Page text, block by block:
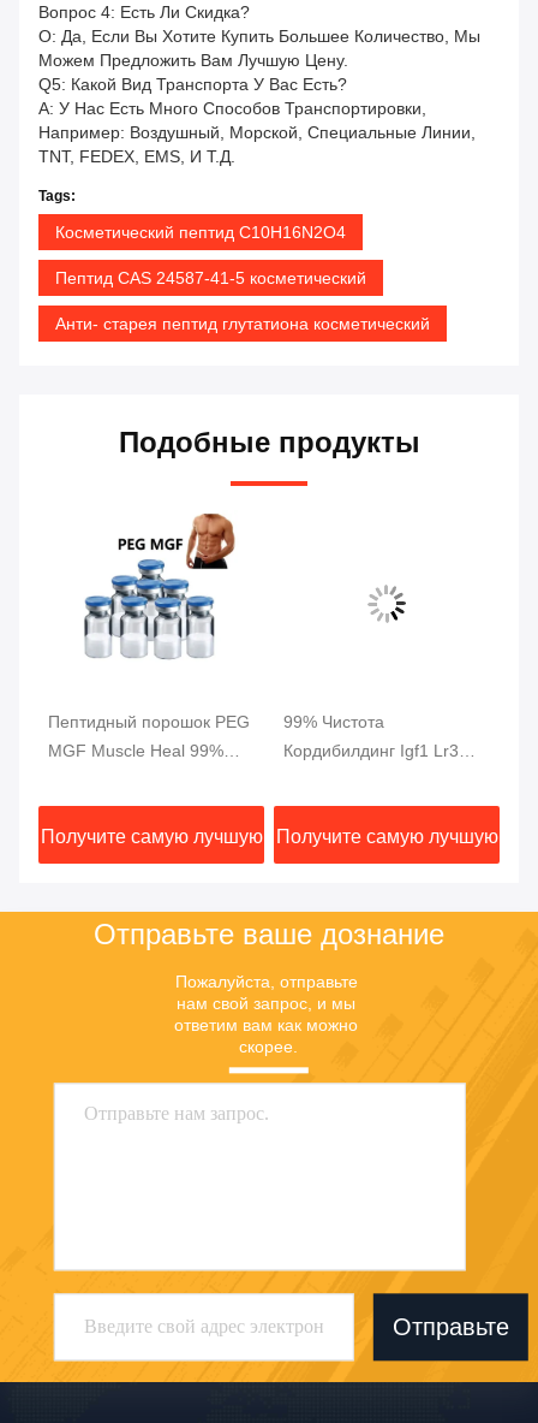
Вопрос 4: Есть Ли Скидка?
О: Да, Если Вы Хотите Купить Большее Количество, Мы
Можем Предложить Вам Лучшую Цену.
Q5: Какой Вид Транспорта У Вас Есть?
A: У Нас Есть Много Способов Транспортировки,
Например: Воздушный, Морской, Специальные Линии,
TNT, FEDEX, EMS, И Т.д.
Tags:
Косметический пептид C10H16N2O4
Пептид CAS 24587-41-5 косметический
Анти- старея пептид глутатиона косметический
Подобные продукты
Пептидный порошок PEG
MGF Muscle Heal 99%
Получите самую лучшую
99% Чистота
Кордибилдинг Igf1 Lr3
Получите самую лучшую
Отправьте ваше дознание
Пожалуйста, отправьте
нам свой запрос, и мы
ответим вам как можно
скорее.
Отправьте